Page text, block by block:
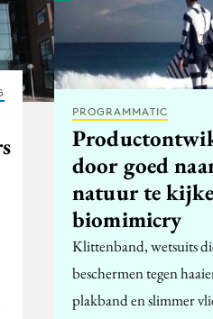
PROGRAMMATIC
door goed
natuur te
biomimicry
Klittenband, wetsuits
beschermen tegen
plakband en slimmer